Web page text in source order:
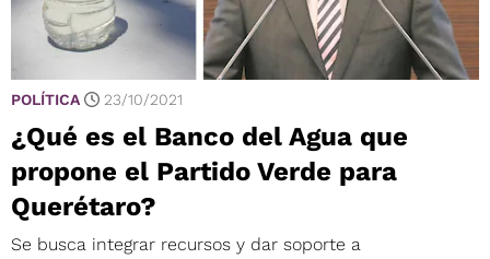
POLÍTICA 23/10/2021
¿Qué es el Banco del Agua que
propone el Partido Verde para
Querétaro?
Se busca integrar recursos y dar soporte a